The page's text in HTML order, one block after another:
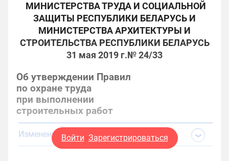
МИНИСТЕРСТВА ТРУДА И СОЦИАЛЬНОЙ
ЗАЩИТЫ РЕСПУБЛИКИ БЕЛАРУСЬ И
МИНИСТЕРСТВА АРХИТЕКТУРЫ И
СТРОИТЕЛЬСТВА РЕСПУБЛИКИ БЕЛАРУСЬ
31 мая 2019 г.№ 24/33
Об утверждении Правил
по охране труда
при выполнении
строительных работ
Изменения и дополнения:
Войти Зарегистрироваться